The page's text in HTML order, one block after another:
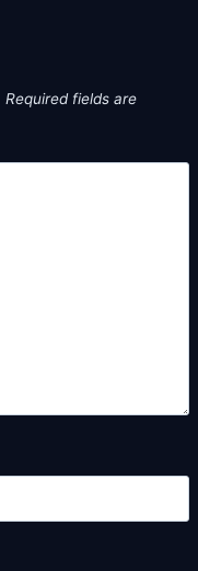
Required fields are